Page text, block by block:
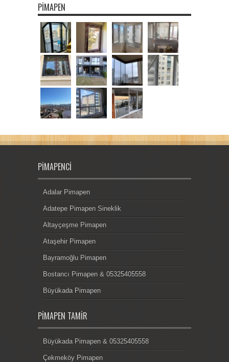
PIMAPEN
PIMAPENCI
Adalar Pimapen
Adatepe Pimapen Sineklik
Altayçeşme Pimapen
Ataşehir Pimapen
Bayramoğlu Pimapen
Bostancı Pimapen & 05325405558
Büyükada Pimapen
PIMAPEN TAMIR
Büyükada Pimapen & 05325405558
Çekmeköy Pimapen